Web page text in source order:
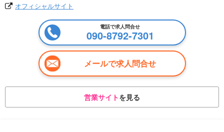
オフィシャルサイト
電話で求人問合せ
090-8792-7301
メールで求人問合せ
営業サイトを見る